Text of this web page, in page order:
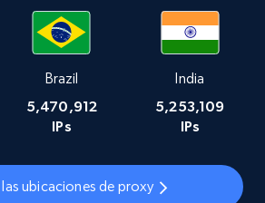
Brazil
5,470,912
IPs
India
5,253,109
IPs
ubicaciones de proxy